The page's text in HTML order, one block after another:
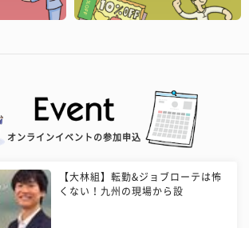
オンラインイベントの参加申込
【大林組】転勤&ジョブローテは怖
くない！九州の現場から設